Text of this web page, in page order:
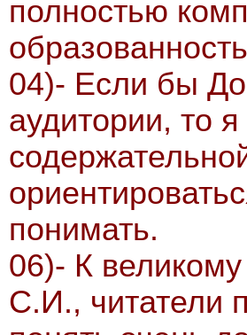
полностью
04)- Если бы
аудитории, то
понимать.
06)- К
С.И., читатели